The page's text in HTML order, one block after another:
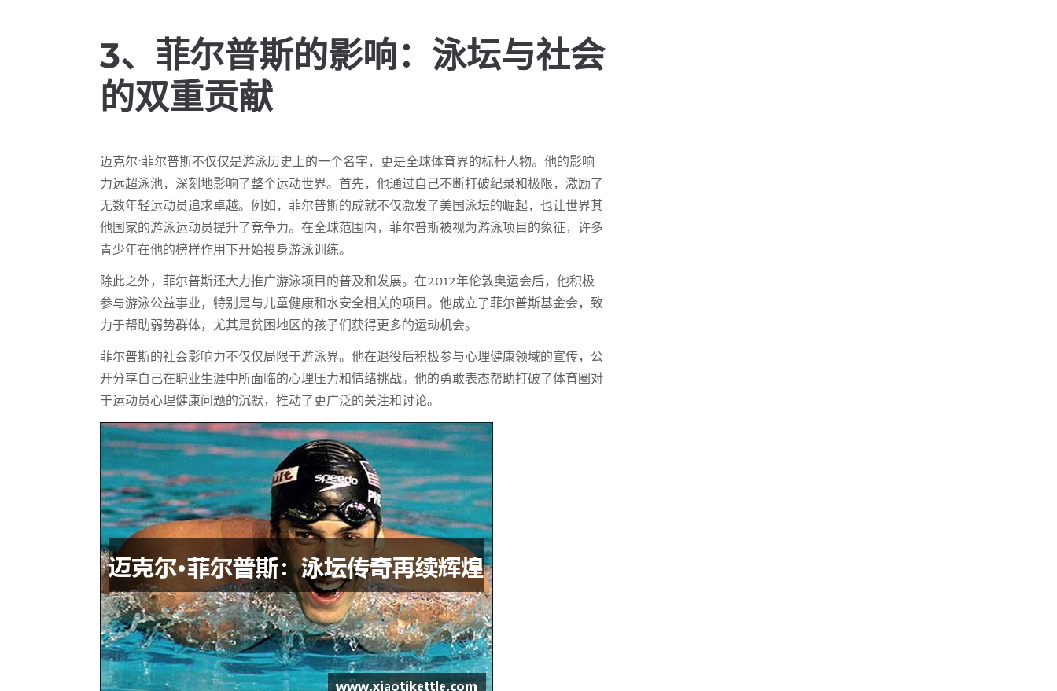
3、菲尔普斯的影响：泳坛与社会
的双重贡献
迈克尔·菲尔普斯不仅仅是游泳历史上的一个名字，更是全球体育界的标杆人物。他的影响
力远超泳池，深刻地影响了整个运动世界。首先，他通过自己不断打破纪录和极限，激励了
无数年轻运动员追求卓越。例如，菲尔普斯的成就不仅激发了美国泳坛的崛起，也让世界其
他国家的游泳运动员提升了竞争力。在全球范围内，菲尔普斯被视为游泳项目的象征，许多
青少年在他的榜样作用下开始投身游泳训练。
除此之外，菲尔普斯还大力推广游泳项目的普及和发展。在2012年伦敦奥运会后，他积极
参与游泳公益事业，特别是与儿童健康和水安全相关的项目。他成立了菲尔普斯基金会，致
力于帮助弱势群体，尤其是贫困地区的孩子们获得更多的运动机会。
菲尔普斯的社会影响力不仅仅局限于游泳界。他在退役后积极参与心理健康领域的宣传，公
开分享自己在职业生涯中所面临的心理压力和情绪挑战。他的勇敢表态帮助打破了体育圈对
于运动员心理健康问题的沉默，推动了更广泛的关注和讨论。